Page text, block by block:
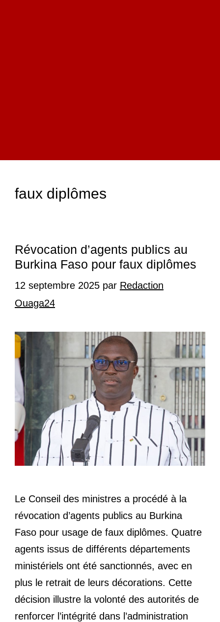
faux diplômes
Révocation d’agents publics au
Burkina Faso pour faux diplômes
12 septembre 2025 par Redaction
Ouaga24
Le Conseil des ministres a procédé à la
révocation d’agents publics au Burkina
Faso pour usage de faux diplômes. Quatre
agents issus de différents départements
ministériels ont été sanctionnés, avec en
plus le retrait de leurs décorations. Cette
décision illustre la volonté des autorités de
renforcer l’intégrité dans l’administration